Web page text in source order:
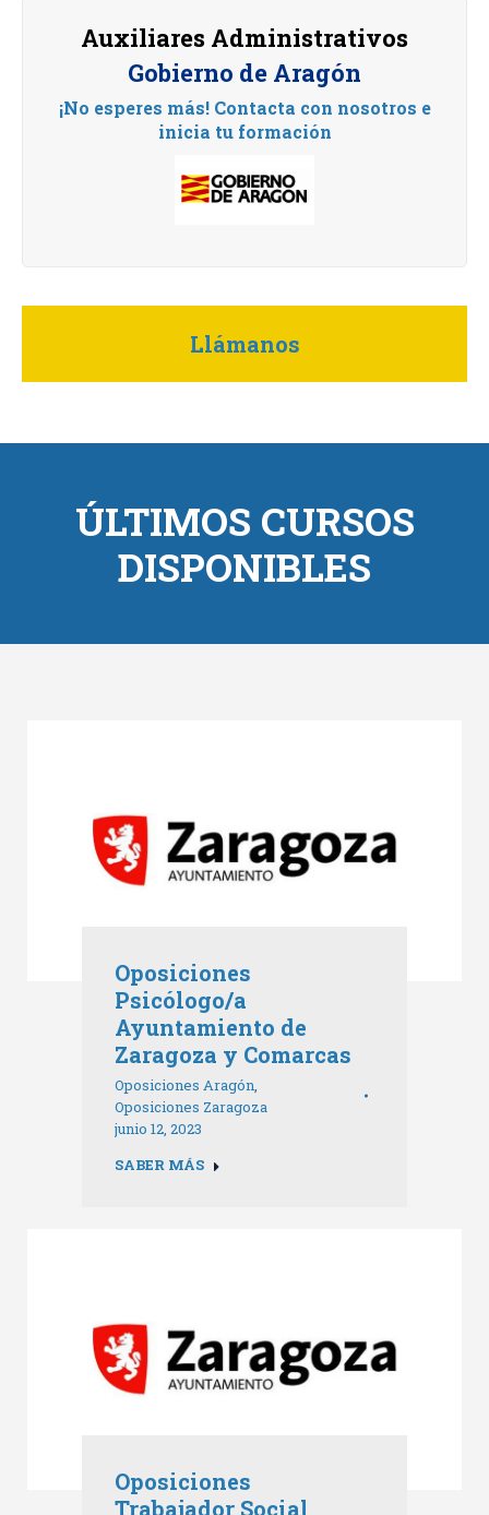
Auxiliares Administrativos
Gobierno de Aragón
¡No esperes más! Contacta con nosotros e
inicia tu formación
Llámanos
ÚLTIMOS CURSOS
DISPONIBLES
Oposiciones
Psicólogo/a
Ayuntamiento de
Zaragoza y Comarcas
Oposiciones Aragón,
Oposiciones Zaragoza
junio 12, 2023
SABER MÁS
Oposiciones
Trabajador Social